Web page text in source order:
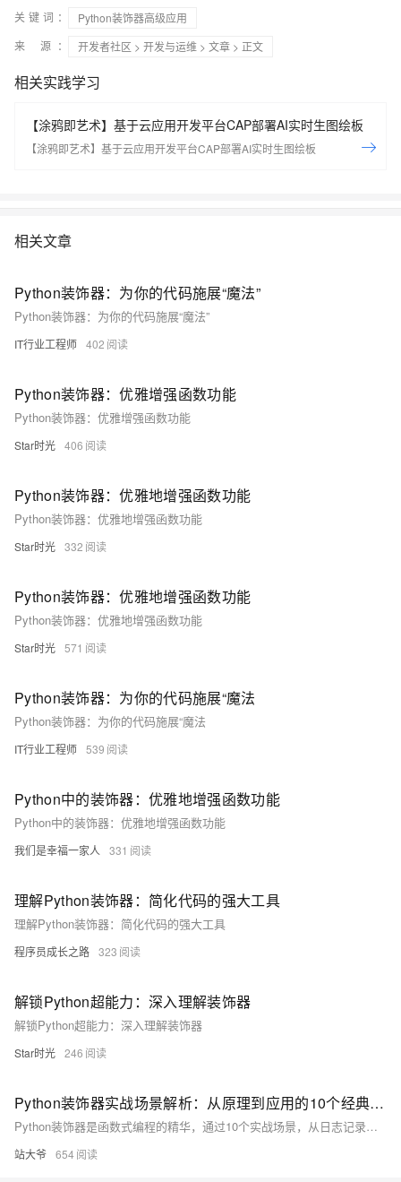
关键词：
Python装饰器高级应用
来 源：
开发者社区 > 开发与运维 > 文章 > 正文
相关实践学习
【涂鸦即艺术】基于云应用开发平台CAP部署AI实时生图绘板
【涂鸦即艺术】基于云应用开发平台CAP部署AI实时生图绘板
相关文章
Python装饰器：为你的代码施展“魔法”
Python装饰器：为你的代码施展“魔法”
IT行业工程师 402
Python装饰器：优雅增强函数功能
Python装饰器：优雅增强函数功能
Star时光 406
Python装饰器：优雅地增强函数功能
Python装饰器：优雅地增强函数功能
Star时光 332
Python装饰器：优雅地增强函数功能
Python装饰器：优雅地增强函数功能
Star时光 571
Python装饰器：为你的代码施展“魔法
Python装饰器：为你的代码施展“魔法
IT行业工程师 539
Python中的装饰器：优雅地增强函数功能
Python中的装饰器：优雅地增强函数功能
我们是幸福一家人 331
理解Python装饰器：简化代码的强大工具
理解Python装饰器：简化代码的强大工具
程序员成长之路 323
解锁Python超能力：深入理解装饰器
解锁Python超能力：深入理解装饰器
Star时光 246
Python装饰器实战场景解析：从原理到应用的10个经典案例
Python装饰器是函数式编程的精华，通过10个实战场景，从日志记录、权限验证到插件系统，全面解析其应用。掌握装饰器，让代码更优雅、灵活，提升开发效率。
站大爷 654